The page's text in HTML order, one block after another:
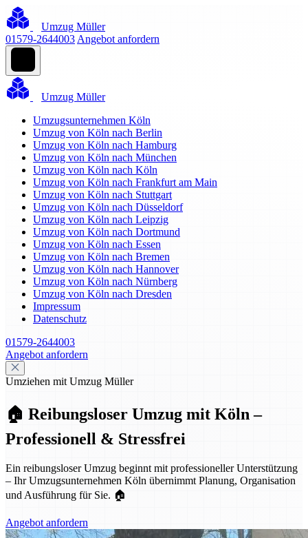
Umzug Müller
01579-2644003 Angebot anfordern
Umzug Müller
Umzugsunternehmen Köln
Umzug von Köln nach Berlin
Umzug von Köln nach Hamburg
Umzug von Köln nach München
Umzug von Köln nach Köln
Umzug von Köln nach Frankfurt am Main
Umzug von Köln nach Stuttgart
Umzug von Köln nach Düsseldorf
Umzug von Köln nach Leipzig
Umzug von Köln nach Dortmund
Umzug von Köln nach Essen
Umzug von Köln nach Bremen
Umzug von Köln nach Hannover
Umzug von Köln nach Nürnberg
Umzug von Köln nach Dresden
Impressum
Datenschutz
01579-2644003
Angebot anfordern
Umziehen mit Umzug Müller
🏠 Reibungsloser Umzug mit Köln –
Professionell & Stressfrei
Ein reibungsloser Umzug beginnt mit professioneller Unterstützung
– Ihr Umzugsunternehmen Köln übernimmt Planung, Organisation
und Ausführung für Sie. 🏠
Angebot anfordern